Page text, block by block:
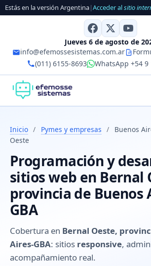
Estás en la versión Argentina|Acceder alsitio
Jueves 6 de agosto de
info@efemossesistemas.com.ar
(011) 6155-8693
WhatsApp +54 9
Inicio / Pymes y empresas /
Buenos
Oeste
Programación y
sitios web en Bernal
provincia de Buenos
GBA
Cobertura en Bernal Oeste,
Aires-GBA: sitios responsive,
acompañamiento real.